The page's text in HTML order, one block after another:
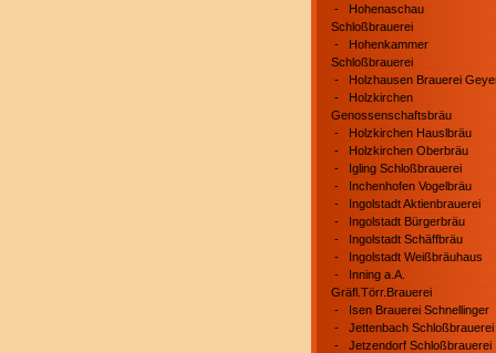
- Hohenaschau
Schloßbrauerei
- Hohenkammer
Schloßbrauerei
- Holzhausen Brauerei
- Holzkirchen
Genossenschaftsbräu
- Holzkirchen Hauslbräu
- Holzkirchen Oberbräu
- Igling Schloßbrauerei
- Inchenhofen Vogelbräu
- Ingolstadt Aktienbrauerei
- Ingolstadt Bürgerbräu
- Ingolstadt Schäffbräu
- Ingolstadt Weißbräuhaus
- Inning a.A.
Gräfl.Törr.Brauerei
- Isen Brauerei Schnellinger
- Jettenbach Schloßbrauerei
- Jetzendorf Schloßbrauerei